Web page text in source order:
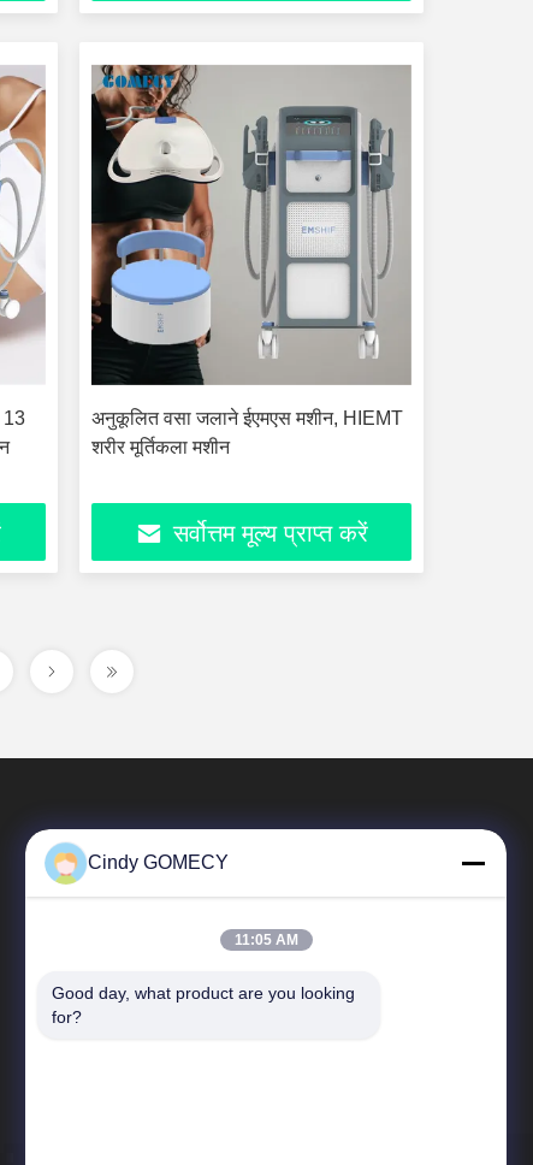
13
अनुकूलित वसा जलाने ईएमएस मशीन, HIEMT
शरीर मूर्तिकला मशीन
सर्वोत्तम मूल्य प्राप्त करें
त्वरित सम्पक
Cindy GOMECY
11:05 AM
Good day, what product are you looking
for?